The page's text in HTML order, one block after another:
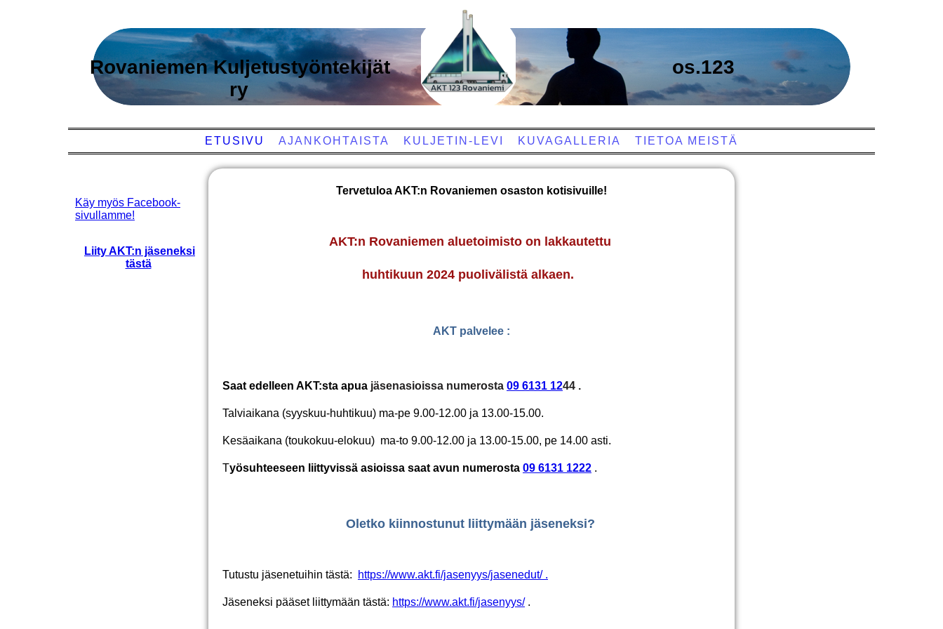
Rovaniemen Kuljetustyöntekijät
ry
os.123
ETUSIVU AJANKOHTAISTA KULJETIN-LEVI KUVAGALLERIA TIETOA MEISTÄ
Tervetuloa AKT:n Rovaniemen osaston kotisivuille!
AKT:n Rovaniemen aluetoimisto on lakkautettu
huhtikuun 2024 puolivälistä alkaen.
AKT palvelee :
Saat edelleen AKT:sta apua jäsenasioissa numerosta 09 6131 1244 .
Talviaikana (syyskuu-huhtikuu) ma-pe 9.00-12.00 ja 13.00-15.00.
Kesäaikana (toukokuu-elokuu) ma-to 9.00-12.00 ja 13.00-15.00, pe 14.00 asti.
Työsuhteeseen liittyvissä asioissa saat avun numerosta 09 6131 1222 .
Oletko kiinnostunut liittymään jäseneksi?
Tutustu jäsenetuihin tästä: https://www.akt.fi/jasenyys/jasenedut/.
Jäseneksi pääset liittymään tästä: https://www.akt.fi/jasenyys/.
Käy myös Facebook-
sivullamme!
Liity AKT:n jäseneksi
tästä